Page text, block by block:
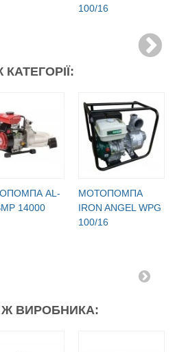
100/16
AL-
14000
МОТОПОМПА
IRON ANGEL WPG
100/16
Ж ВИРОБНИКА: